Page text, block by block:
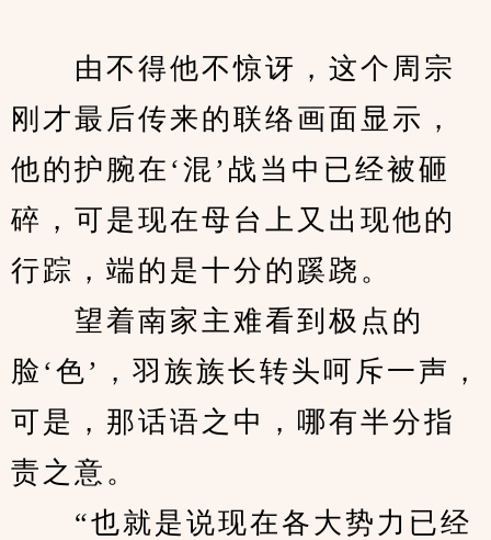
由不得他不惊讶，这个周宗
刚才最后传来的联络画面显示，
他的护腕在‘混’战当中已经被砸
碎，可是现在母台上又出现他的
行踪，端的是十分的蹊跷。
望着南家主难看到极点的
脸‘色’，羽族族长转头呵斥一声，
可是，那话语之中，哪有半分指
责之意。
“也就是说现在各大势力已经